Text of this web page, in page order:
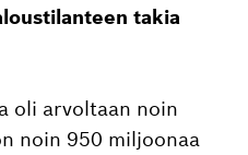
takia
oli arvoltaan noin
noin 950 miljoonaa